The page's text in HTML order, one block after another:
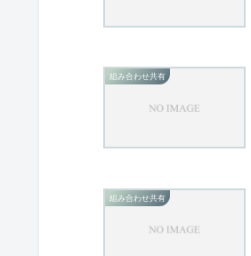
組み合わせ共有
組み合わせ共有